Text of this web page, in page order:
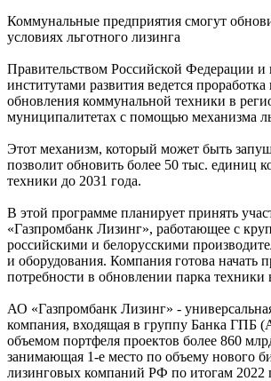
Коммунальные предприятия смогут
условиях льготного лизинга
Правительством Российской Федерации и
институтами развития ведется
обновления коммунальной техники в
муниципалитетах с помощью механизма
Этот механизм, который может быть
позволит обновить более 50 тыс. единиц
техники до 2031 года.
В этой программе планирует принять
«Газпромбанк Лизинг», работающее с
российскими и белорусскими
и оборудования. Компания готова начать
потребности в обновлении парка
АО «Газпромбанк Лизинг» -
компания, входящая в группу Банка ГПБ
объемом портфеля проектов более 860
занимающая 1-е место по объему нового
лизинговых компаний РФ по итогам 2022